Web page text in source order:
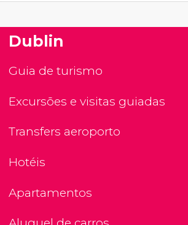
Dublin
Guia de turismo
Excursões e visitas guiadas
Transfers aeroporto
Hotéis
Apartamentos